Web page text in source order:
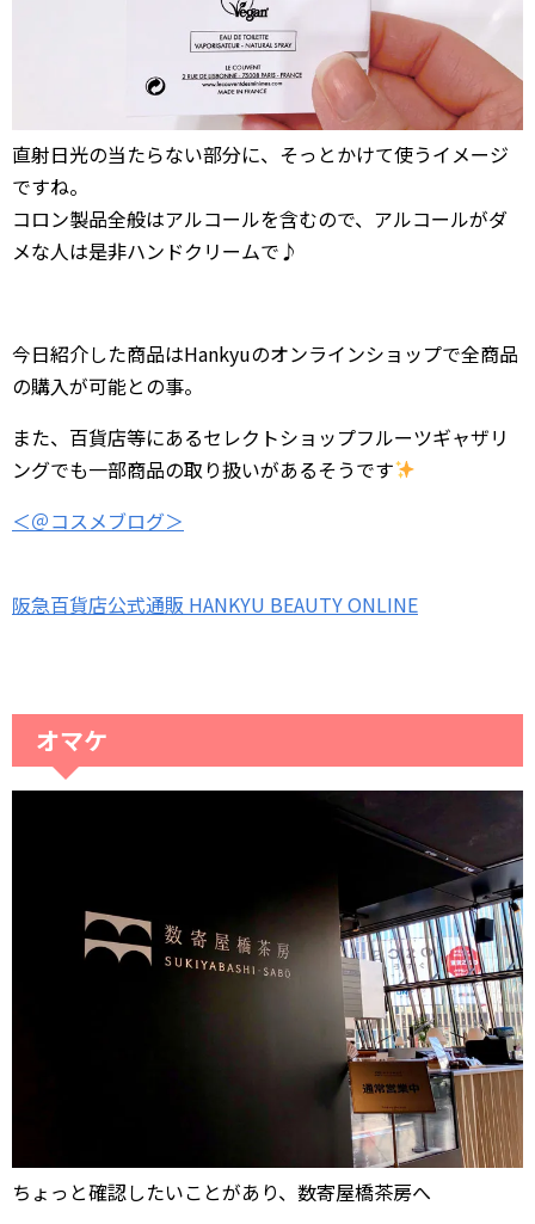
直射日光の当たらない部分に、そっとかけて使うイメージ
ですね。
コロン製品全般はアルコールを含むので、アルコールがダ
メな人は是非ハンドクリームで♪
今日紹介した商品はHankyuのオンラインショップで全商品
の購入が可能との事。
また、百貨店等にあるセレクトショップフルーツギャザリ
ングでも一部商品の取り扱いがあるそうです
＜＠コスメブログ＞
阪急百貨店公式通販 HANKYU BEAUTY ONLINE
オマケ
ちょっと確認したいことがあり、数寄屋橋茶房へ